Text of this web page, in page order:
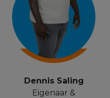
Dennis Saling
Eigenaar &